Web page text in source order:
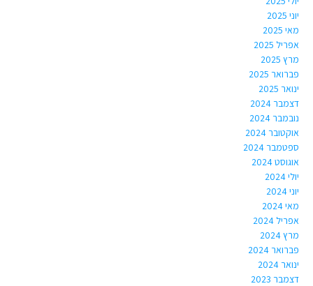
יוני 2025
מאי 2025
אפריל 2025
מרץ 2025
פברואר 2025
ינואר 2025
דצמבר 2024
נובמבר 2024
אוקטובר 2024
ספטמבר 2024
אוגוסט 2024
יולי 2024
יוני 2024
מאי 2024
אפריל 2024
מרץ 2024
פברואר 2024
ינואר 2024
דצמבר 2023